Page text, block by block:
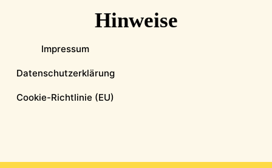
Hinweise
Impressum
Datenschutzerklärung
Cookie-Richtlinie (EU)